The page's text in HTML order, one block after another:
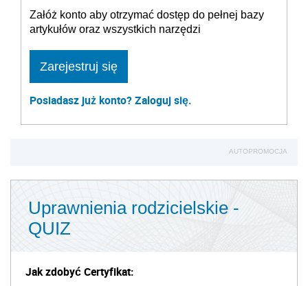
Załóż konto aby otrzymać dostęp do pełnej bazy
artykułów oraz wszystkich narzędzi
Zarejestruj się
Posiadasz już konto? Zaloguj się.
AUTOPROMOCJA
Uprawnienia rodzicielskie -
QUIZ
Jak zdobyć Certyfikat: